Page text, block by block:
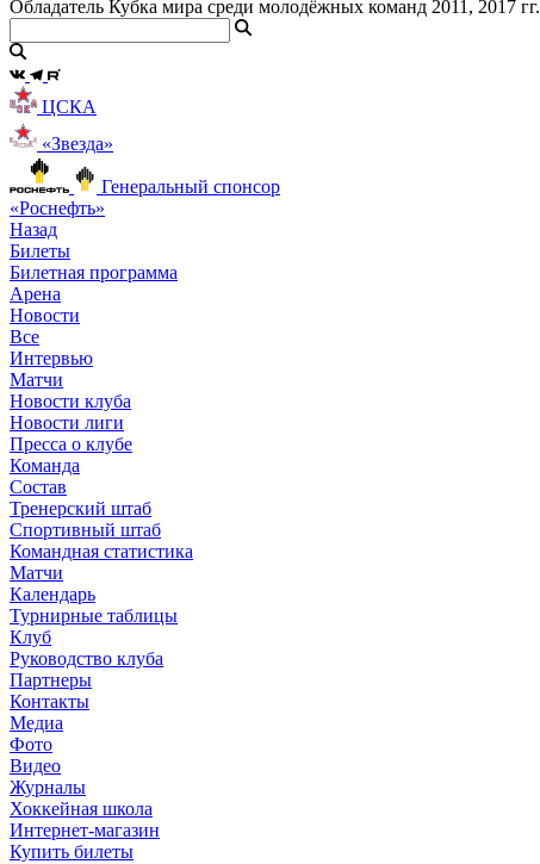
Обладатель Кубка мира среди молодёжных команд 2011, 2017 гг.
ЦСКА
«Звезда»
Генеральный спонсор
«Роснефть»
Назад
Билеты
Билетная программа
Арена
Новости
Все
Интервью
Матчи
Новости клуба
Новости лиги
Пресса о клубе
Команда
Состав
Тренерский штаб
Спортивный штаб
Командная статистика
Матчи
Календарь
Турнирные таблицы
Клуб
Руководство клуба
Партнеры
Контакты
Медиа
Фото
Видео
Журналы
Хоккейная школа
Интернет-магазин
Купить билеты